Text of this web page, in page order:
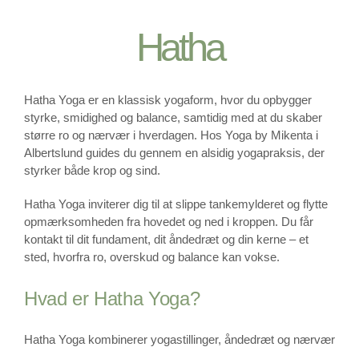
Hatha
Hatha Yoga er en klassisk yogaform, hvor du opbygger
styrke, smidighed og balance, samtidig med at du skaber
større ro og nærvær i hverdagen. Hos Yoga by Mikenta i
Albertslund guides du gennem en alsidig yogapraksis, der
styrker både krop og sind.
Hatha Yoga inviterer dig til at slippe tankemylderet og flytte
opmærksomheden fra hovedet og ned i kroppen. Du får
kontakt til dit fundament, dit åndedræt og din kerne – et
sted, hvorfra ro, overskud og balance kan vokse.
Hvad er Hatha Yoga?
Hatha Yoga kombinerer yogastillinger, åndedræt og nærvær